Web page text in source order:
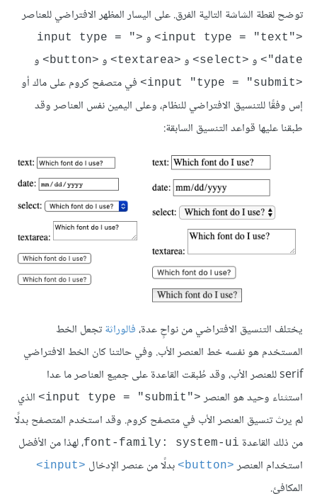
توضح لقطة الشاشة التالية الفرق. على اليسار المظهر الافتراضي للعناصر
<"input type = "text> و
<"input type =
"date>
و <select> و <textarea> و <button> و
<input "type = "submit>
في متصفح كروم على ماك أو
إس وفقًا للتنسيق الافتراضي للنظام، وعلى اليمين نفس العناصر وقد
طبقنا عليها قواعد التنسيق السابقة:
يختلف التنسيق الافتراضي من نواحٍ عدة،فالوراثةتجعل الخط
المستخدم هو نفسه خط العنصر اﻷب. وفي حالتنا كان الخط الافتراضي
serif للعنصر اﻷب، وقد طُبقت القاعدة على جميع العناصر ما عدا
استثناء وحيد هو العنصر <"input type = "submit>
الذي
لم يرث تنسيق العنصر اﻷب في متصفح كروم. وقد استخدم المتصفح بدلًا
من ذلك القاعدة font-family: system-ui، لهذا من اﻷفضل
استخدام العنصر <button> بدلًا من عنصر اﻹدخال <input>
المكافئ.